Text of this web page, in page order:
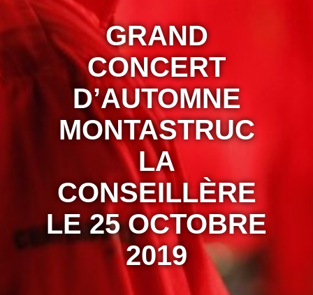
GRAND
CONCERT
D’AUTOMNE
MONTASTRUC
LA
CONSEILLÈRE
LE 25 OCTOBRE
2019